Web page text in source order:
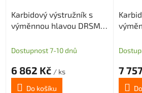
Karbidový výstružník s
výměnnou hlavou DRSMN
díru
Dostupnost 7-10 dnů
6 862 Kč / ks
Do košíku
díru
7